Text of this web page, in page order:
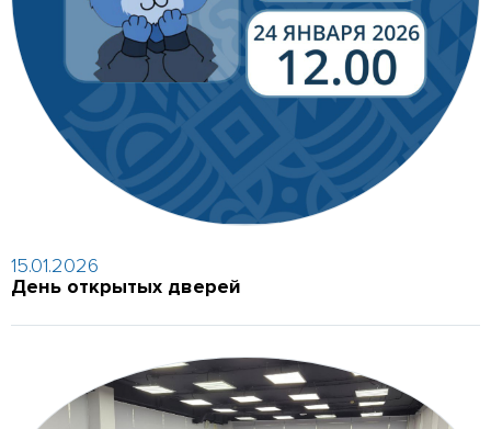
15.01.2026
День открытых дверей